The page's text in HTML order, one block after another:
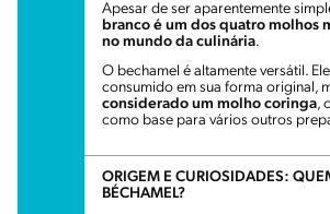
Apesar de ser aparentemente
branco é um dos quatro molhos
no mundo da culinária.
O bechamel é altamente versátil.
consumido em sua forma original,
considerado um molho coringa,
como base para vários outros
ORIGEM E CURIOSIDADES:
BÉCHAMEL?